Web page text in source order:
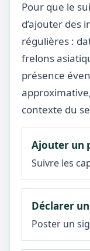
Pour que le
d’ajouter des
régulières :
frelons
présence
contexte du
Ajouter un
Suivre les
Déclarer
Poster un